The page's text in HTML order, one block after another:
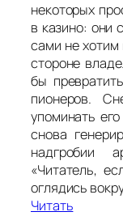
некоторых
в казино: они
сами не
стороне
бы
пионеров.
упоминать
снова
надгробии
«Читатель,
оглядись
Читать